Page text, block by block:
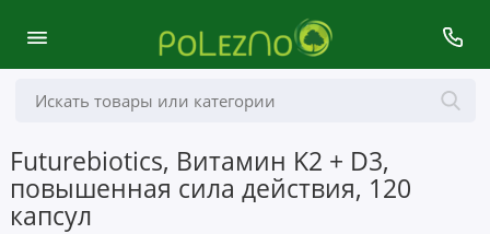
Futurebiotics, Витамин K2 + D3,
повышенная сила действия, 120
капсул